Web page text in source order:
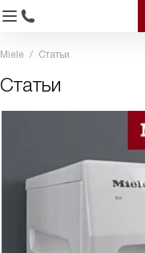
Miele Статьи
Статьи